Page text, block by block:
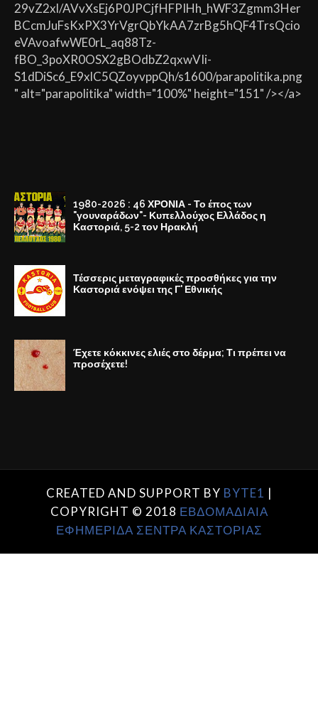
29vZ2xl/AVvXsEj6P0JPCjfHFPIHh_hWF3Zgmm3Her
BCcmJuFsKxPX3YrVgrQbYkAA7zrBg5hQF4TrsQcio
eVAvoafwWE0rL_aq88Tz-
fBO_3poXR0OSX2gBOdbZ2qxwVIi-
S1dDiSc6_E9xlC5QZoyvppQh/s1600/parapolitika.png
" alt="parapolitika" width="100%" height="151" /></a>
1980-2026 : 46 ΧΡΟΝΙΑ - Το έπος των
"γουναράδων"- Κυπελλούχος Ελλάδος η
Καστοριά, 5-2 τον Ηρακλή
Τέσσερις μεταγραφικές προσθήκες για την
Καστοριά ενόψει της Γ' Εθνικής
Έχετε κόκκινες ελιές στο δέρμα; Τι πρέπει να
προσέχετε!
CREATED AND SUPPORT BY BYTE1 |
COPYRIGHT © 2018 ΕΒΔΟΜΑΔΙΑΙΑ
ΕΦΗΜΕΡΙΔΑ ΣΕΝΤΡΑ ΚΑΣΤΟΡΙΑΣ